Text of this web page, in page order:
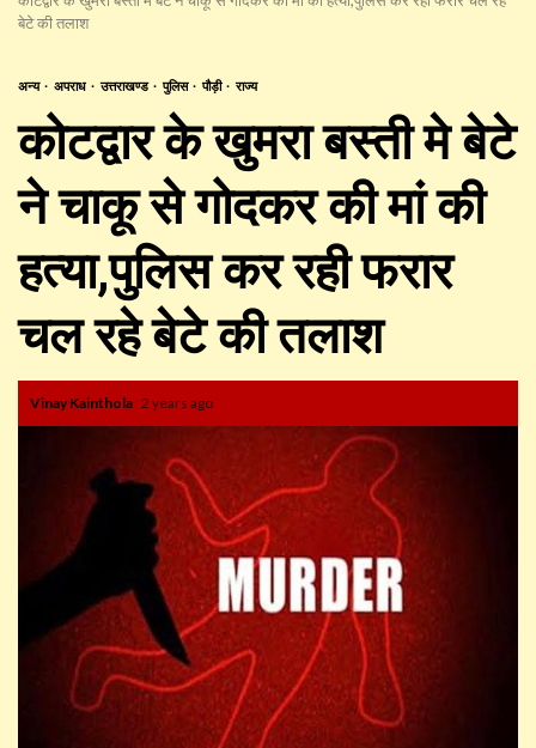
बेटे की तलाश
अन्य अपराध उत्तराखण्ड पुलिस पौड़ी राज्य
कोटद्वार के खुमरा बस्ती मे बेटे
ने चाकू से गोदकर की मां की
हत्या,पुलिस कर रही फरार
चल रहे बेटे की तलाश
Vinay Kainthola 2 years ago